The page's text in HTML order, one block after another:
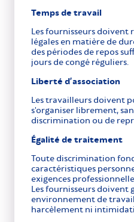
Temps de travail
Les fournisseurs doivent
légales en matière de
des périodes de repos
jours de congé réguliers.
Liberté d’association
Les travailleurs doivent
s'organiser librement,
discrimination ou de
Égalité de traitement
Toute discrimination
caractéristiques
exigences
Les fournisseurs doivent
environnement de
harcèlement ni